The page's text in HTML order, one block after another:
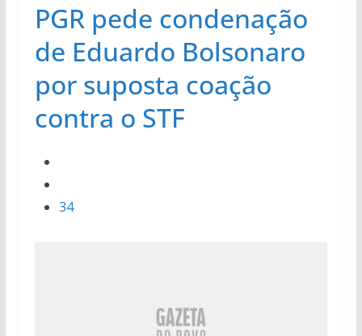
PGR pede condenação
de Eduardo Bolsonaro
por suposta coação
contra o STF
34